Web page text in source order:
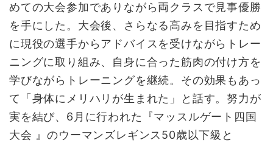
めての大会参加でありながら両クラスで見事優勝
を手にした。大会後、さらなる高みを目指すため
に現役の選手からアドバイスを受けながらトレー
ニングに取り組み、自身に合った筋肉の付け方を
学びながらトレーニングを継続。その効果もあっ
て「身体にメリハリが生まれた」と話す。努力が
実を結び、6月に行われた『マッスルゲート四国
大会 』のウーマンズレギンス50歳以下級と